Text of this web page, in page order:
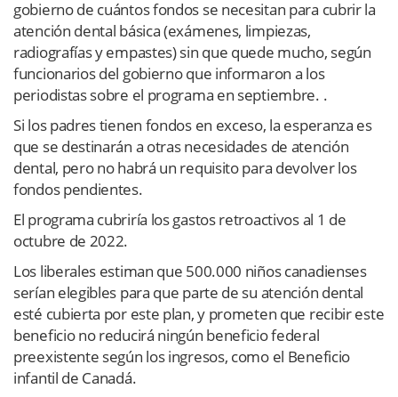
gobierno de cuántos fondos se necesitan para cubrir la
atención dental básica (exámenes, limpiezas,
radiografías y empastes) sin que quede mucho, según
funcionarios del gobierno que informaron a los
periodistas sobre el programa en septiembre. .
Si los padres tienen fondos en exceso, la esperanza es
que se destinarán a otras necesidades de atención
dental, pero no habrá un requisito para devolver los
fondos pendientes.
El programa cubriría los gastos retroactivos al 1 de
octubre de 2022.
Los liberales estiman que 500.000 niños canadienses
serían elegibles para que parte de su atención dental
esté cubierta por este plan, y prometen que recibir este
beneficio no reducirá ningún beneficio federal
preexistente según los ingresos, como el Beneficio
infantil de Canadá.